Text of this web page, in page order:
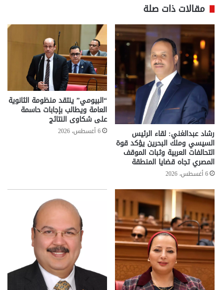
مقالات ذات صلة
رشاد عبدالغني: لقاء الرئيس
السيسي وملك البحرين يؤكد قوة
التحالفات العربية وثبات الموقف
المصري تجاه قضايا المنطقة
6 أغسطس، 2026
“البيومي” ينتقد منظومة الثانوية
العامة ويطالب بإجابات حاسمة
على شكاوى النتائج
6 أغسطس، 2026